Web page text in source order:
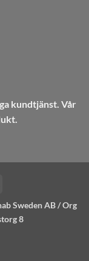
kundtjänst. Vår
Sweden AB / Org
8